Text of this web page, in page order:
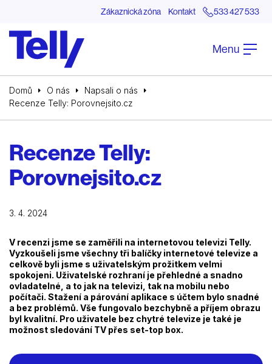
Zákaznická zóna Kontakt 533 427 533
Menu
Domů O nás
Napsali o nás
Recenze Telly: Porovnejsito.cz
Recenze Telly:
Porovnejsito.cz
3. 4. 2024
V recenzi jsme se zaměřili na internetovou televizi Telly.
Vyzkoušeli jsme všechny tři balíčky internetové televize a
celkově byli jsme s uživatelským prožitkem velmi
spokojeni. Uživatelské rozhraní je přehledné a snadno
ovladatelné, a to jak na televizi, tak na mobilu nebo
počítači. Stažení a párování aplikace s účtem bylo snadné
a bez problémů. Vše fungovalo bezchybně a příjem obrazu
byl kvalitní. Pro uživatele bez chytré televize je také je
možnost sledování TV přes set-top box.